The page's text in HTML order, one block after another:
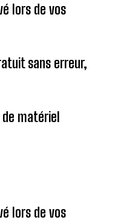
lors de vos
sans erreur,
matériel
lors de vos